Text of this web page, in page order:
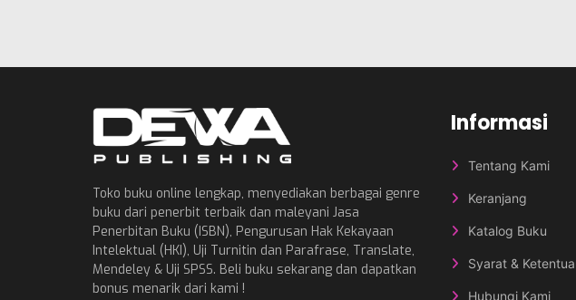
Toko buku online lengkap, menyediakan berbagai genre
buku dari penerbit terbaik dan maleyani Jasa
Penerbitan Buku (ISBN), Pengurusan Hak Kekayaan
Intelektual (HKI), Uji Turnitin dan Parafrase, Translate,
Mendeley & Uji SPSS. Beli buku sekarang dan dapatkan
bonus menarik dari kami !
Informasi
Tentang Kami
Keranjang
Katalog Buku
Syarat &
Hubungi Kami